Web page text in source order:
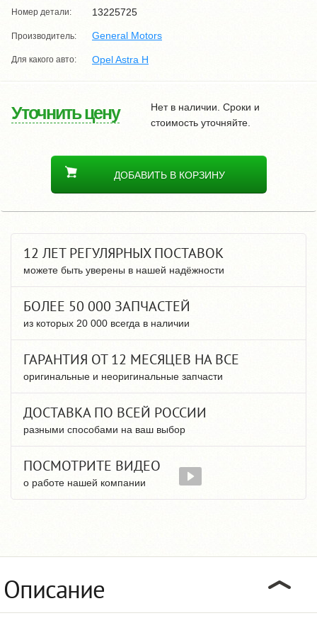
Номер детали: 13225725
Производитель: General Motors
Для какого авто: Opel Astra H
Уточнить цену
Нет в наличии. Сроки и
стоимость уточняйте.
ДОБАВИТЬ В КОРЗИНУ
12 ЛЕТ РЕГУЛЯРНЫХ ПОСТАВОК
можете быть уверены в нашей надёжности
БОЛЕЕ 50 000 ЗАПЧАСТЕЙ
из которых 20 000 всегда в наличии
ГАРАНТИЯ ОТ 12 МЕСЯЦЕВ НА ВСЕ
оригинальные и неоригинальные запчасти
ДОСТАВКА ПО ВСЕЙ РОССИИ
разными способами на ваш выбор
ПОСМОТРИТЕ ВИДЕО
о работе нашей компании
Описание